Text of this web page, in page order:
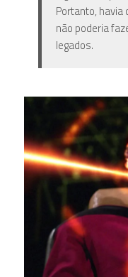
Portanto, havia
não poderia
legados.